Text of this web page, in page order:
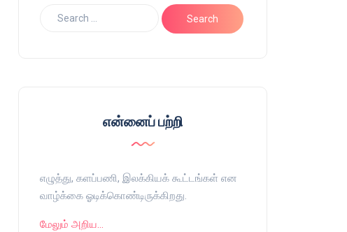
என்னைப் பற்றி
எழுத்து, களப்பணி, இலக்கியக் கூட்டங்கள் என
வாழ்க்கை ஓடிக்கொண்டிருக்கிறது.
மேலும் அறிய…